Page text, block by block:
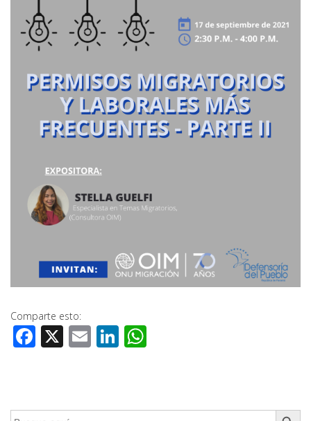
Comparte esto:
Facebook
X EmailLinkedIn
Buscar: Botón de